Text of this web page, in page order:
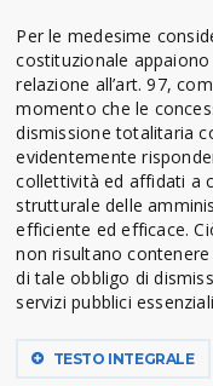
Per le medesime
costituzionale
relazione all’art. 97,
momento che le
dismissione totalitaria
evidentemente
collettività ed affidati a
strutturale delle
efficiente ed efficace.
non risultano
di tale obbligo di
servizi pubblici
TESTO INTEGRALE